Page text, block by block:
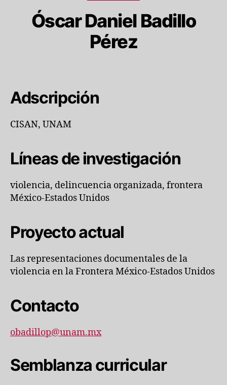
Óscar Daniel Badillo
Pérez
Adscripción
CISAN, UNAM
Líneas de investigación
violencia, delincuencia organizada, frontera
México-Estados Unidos
Proyecto actual
Las representaciones documentales de la
violencia en la Frontera México-Estados Unidos
Contacto
obadillop@unam.mx
Semblanza curricular